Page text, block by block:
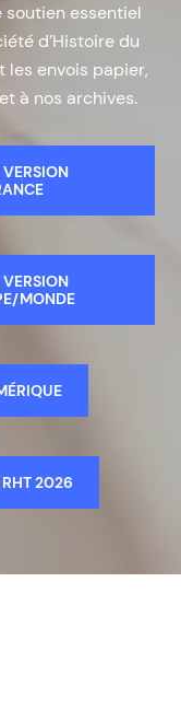
soutien essentiel
d’Histoire du
les envois papier,
à nos archives.
MONDE
2026